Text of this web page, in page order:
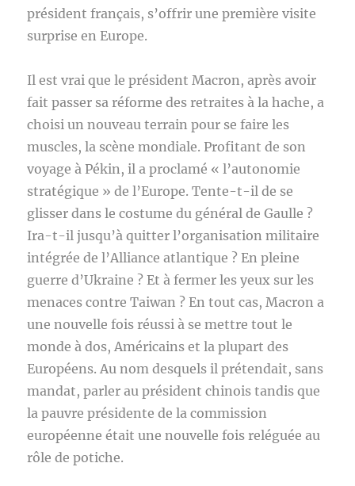
président français, s’offrir une première visite
surprise en Europe.
Il est vrai que le président Macron, après avoir
fait passer sa réforme des retraites à la hache, a
choisi un nouveau terrain pour se faire les
muscles, la scène mondiale. Profitant de son
voyage à Pékin, il a proclamé « l’autonomie
stratégique » de l’Europe. Tente-t-il de se
glisser dans le costume du général de Gaulle ?
Ira-t-il jusqu’à quitter l’organisation militaire
intégrée de l’Alliance atlantique ? En pleine
guerre d’Ukraine ? Et à fermer les yeux sur les
menaces contre Taiwan ? En tout cas, Macron a
une nouvelle fois réussi à se mettre tout le
monde à dos, Américains et la plupart des
Européens. Au nom desquels il prétendait, sans
mandat, parler au président chinois tandis que
la pauvre présidente de la commission
européenne était une nouvelle fois reléguée au
rôle de potiche.